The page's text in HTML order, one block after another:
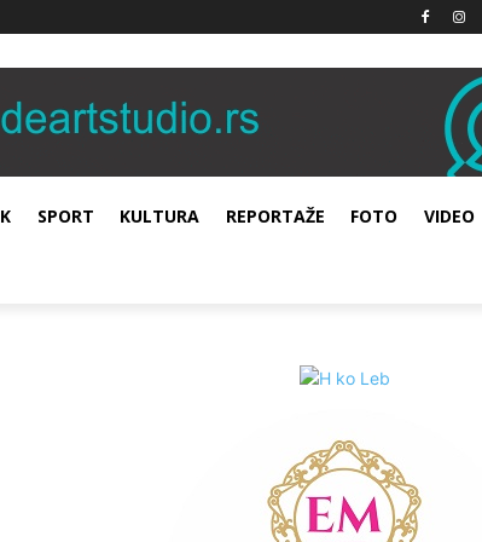
SPORT KULTURA REPORTAŽE FOTO VIDEO